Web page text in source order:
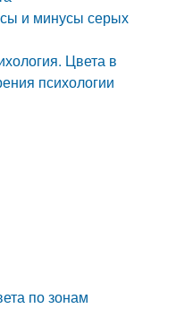
и минусы серых
Цвета в
психологии
по зонам